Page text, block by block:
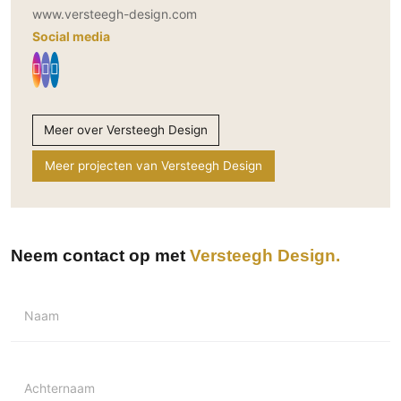
www.versteegh-design.com
Social media
Meer over Versteegh Design
Meer projecten van Versteegh Design
Neem contact op met Versteegh Design
Naam
Achternaam